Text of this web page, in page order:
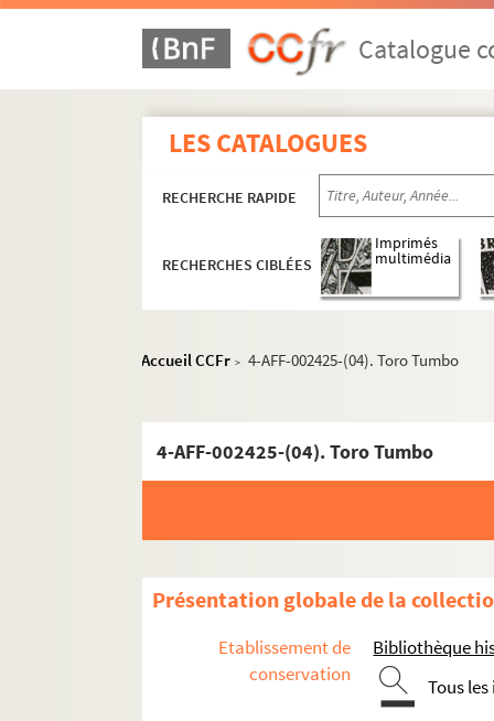
Catalogue
LES CATALOGUES
RECHERCHE RAPIDE
RECHERCHES CIBLÉES
Imprimés
multimédia
Accueil CCFr > 4-AFF-002425-(04). Toro Tumbo
4-AFF-002425-(04). Toro Tumbo
Présentation globale de la
Etablissement de
conservation
Bibliothèque
Tous
7e arrondissement
14e arrondissement
Aire-Libre Montparnasse
Centre américain de Paris
Fondation Deustch de la Meurthe
Maison de l'Allemagne